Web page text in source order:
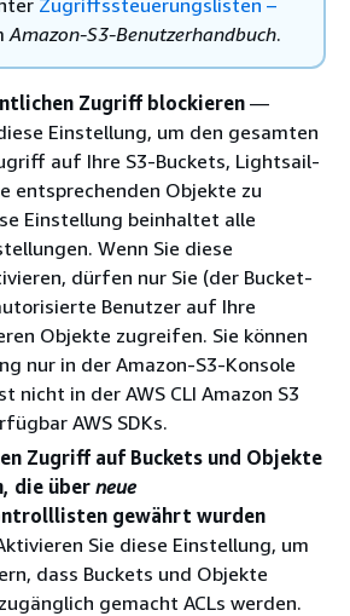
Amazon-S3-Benutzerhandbuch.
Zugriff blockieren —
Einstellung, um den gesamten
auf Ihre S3-Buckets, Lightsail-
entsprechenden Objekte zu
Einstellung beinhaltet alle
Wenn Sie diese
dürfen nur Sie (der Bucket-
Benutzer auf Ihre
Objekte zugreifen. Sie können
nur in der Amazon-S3-Konsole
nicht in der AWS CLI Amazon S3
AWS SDKs.
Zugriff auf Buckets und Objekte
die über neue
gewährt wurden
Sie diese Einstellung, um
dass Buckets und Objekte
gemacht ACLs werden.